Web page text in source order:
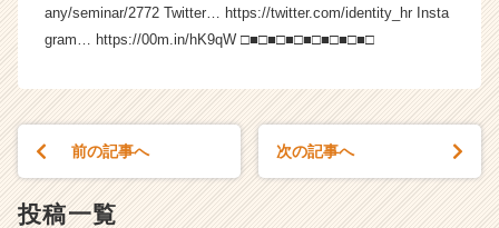
a
r
any/seminar/2772 Twitter… https://twitter.com/identity_hr Insta
gram… https://00m.in/hK9qW □■□■□■□■□■□■□■□
前の記事へ 次の記事へ
投稿一覧